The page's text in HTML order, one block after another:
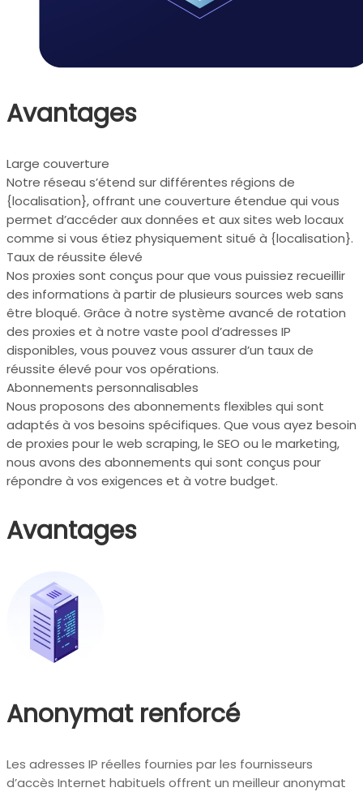
Avantages
Large couverture
Notre réseau s’étend sur différentes régions de
{localisation}, offrant une couverture étendue qui vous
permet d’accéder aux données et aux sites web locaux
comme si vous étiez physiquement situé à {localisation}.
Taux de réussite élevé
Nos proxies sont conçus pour que vous puissiez recueillir
des informations à partir de plusieurs sources web sans
être bloqué. Grâce à notre système avancé de rotation
des proxies et à notre vaste pool d’adresses IP
disponibles, vous pouvez vous assurer d’un taux de
réussite élevé pour vos opérations.
Abonnements personnalisables
Nous proposons des abonnements flexibles qui sont
adaptés à vos besoins spécifiques. Que vous ayez besoin
de proxies pour le web scraping, le SEO ou le marketing,
nous avons des abonnements qui sont conçus pour
répondre à vos exigences et à votre budget.
Avantages
Anonymat renforcé
Les adresses IP réelles fournies par les fournisseurs
d’accès Internet habituels offrent un meilleur anonymat